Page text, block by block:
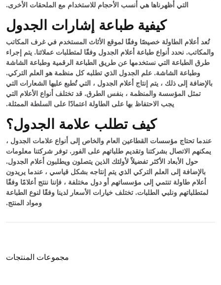
التي أظهرناها هي أنسب الأحجام للاستخدام مع الملحقات الأخرى.
كيفية طباعة إشارات الجدول
تُعد أعلام الطاولة خصيصًا وفقًا لموقع الأثاث المستخدم في غرف المكاتب
والمكاتب. نحدد أنواع طباعة أعلام الجدول وفقًا لمتطلبات عملائنا. يتم إجراء
طرق الطباعة التي نستخدمها عن طريق الطباعة الرقمية وطباعة الشاشة
وطباعة الشاشة. علم الجدول الذي تطلبه كل منظمة هو العلم التركي.
بالإضافة إلى ذلك ، يتم إنتاج أعلام الجدول ، التي تُطبع عليها الشعارات التي
تمثل المؤسسة والمنظمة ، بنفس الطرق. قد تختلف أنواع الأعلام التي
يجب الاحتفاظ بها على الطاولة اعتمادًا على السلطة الممثلة.
كيف تطلب علامة الجدول؟
عندما تحتاج مؤسسات القطاعين العام والخاص إلى أنواع علامات الجدول ،
يمكنهم الاتصال بشركتنا وتقديم طلباتهم على الفور. توفر شركتنا معلومات
حول الأبعاد الأكثر تفضيلاً لأولئك الذين يتصلون ويطلبون أعلام الجدول.
بالإضافة إلى العلم التركي الذي يتم إنتاجه بشكل قياسي ، عندما يريدون
أعلام طاولة تنتمي إلى مؤسساتهم أو دول مختلفة ، فإننا ننتج أعلامًا وفقًا
لمتطلباتهم ونلبي الطلبات. تختلف خيارات الأسعار لدينا وفقًا لنوع الطباعة
ومواد المنتج.
مجموعات المنتجات